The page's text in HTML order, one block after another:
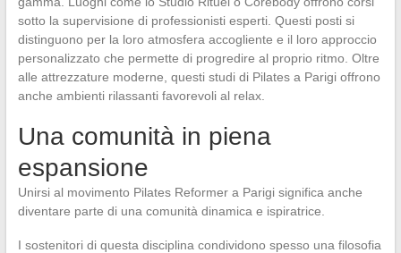
sotto la supervisione di professionisti esperti. Questi posti si
distinguono per la loro atmosfera accogliente e il loro approccio
personalizzato che permette di progredire al proprio ritmo. Oltre
alle attrezzature moderne, questi studi di Pilates a Parigi offrono
anche ambienti rilassanti favorevoli al relax.
Una comunità in piena
espansione
Unirsi al movimento Pilates Reformer a Parigi significa anche
diventare parte di una comunità dinamica e ispiratrice.
I sostenitori di questa disciplina condividono spesso una filosofia